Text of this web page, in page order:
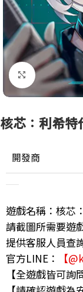
點擊放大
核芯：利希
開發商
遊戲名稱：核芯
請截圖所需要遊
提供客服人員查
官方LINE：
【
【全遊戲皆可詢